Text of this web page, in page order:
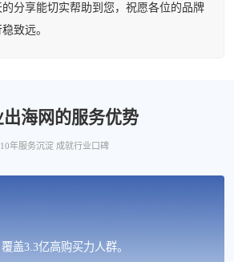
分享能切实帮助到您，祝愿各位的品牌
致远。
出海网的服务优势
10年服务沉淀 成就行业口碑
盖3.3亿高购买力人群。